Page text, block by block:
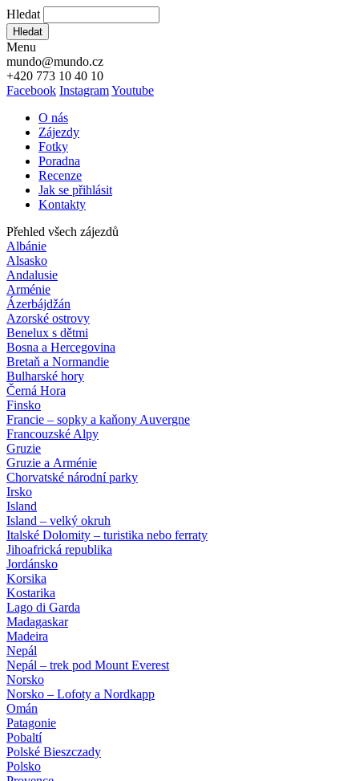
Hledat
Hledat
Menu
mundo@mundo.cz
+420 773 10 40 10
Facebook InstagramYoutube
O nás
Zájezdy
Fotky
Poradna
Recenze
Jak se přihlásit
Kontakty
Přehled všech zájezdů
Albánie
Alsasko
Andalusie
Arménie
Ázerbájdžán
Azorské ostrovy
Benelux s dětmi
Bosna a Hercegovina
Bretaň a Normandie
Bulharské hory
Černá Hora
Finsko
Francie – sopky a kaňony Auvergne
Francouzské Alpy
Gruzie
Gruzie a Arménie
Chorvatské národní parky
Irsko
Island
Island – velký okruh
Italské Dolomity – turistika nebo ferraty
Jihoafrická republika
Jordánsko
Korsika
Kostarika
Lago di Garda
Madagaskar
Madeira
Nepál
Nepál – trek pod Mount Everest
Norsko
Norsko – Lofoty a Nordkapp
Omán
Patagonie
Pobaltí
Polské Bieszczady
Polsko